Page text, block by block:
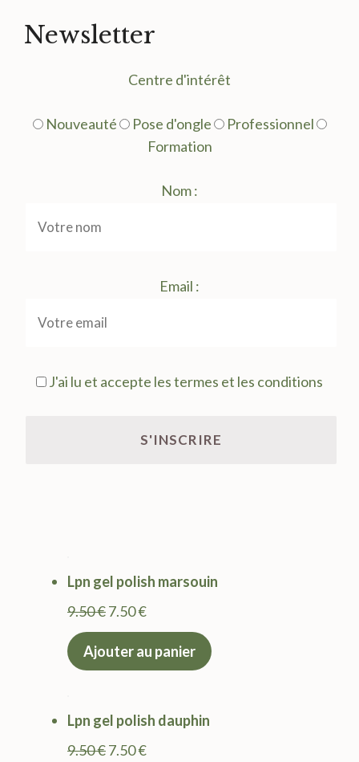
Newsletter
Centre d'intérêt
Nouveauté Pose d'ongle
Professionnel
Formation
Nom :
Email :
J'ai lu et accepte les termes et les conditions
Lpn gel polish marsouin
9.50€Le
prix
initial
7.50€Le
prix
actuel
Ajouter au panier
Lpn gel polish dauphin
9.50€Le
7.50€Le